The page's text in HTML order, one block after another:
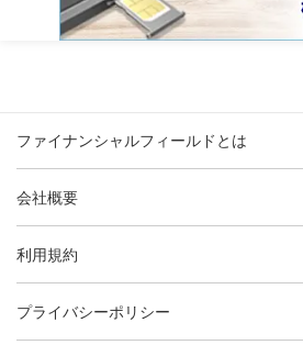
ファイナンシャルフィールドとは
会社概要
利用規約
プライバシーポリシー